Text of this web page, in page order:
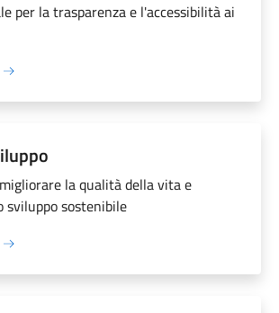
per la trasparenza e l'accessibilità ai
la qualità della vita e
sviluppo sostenibile